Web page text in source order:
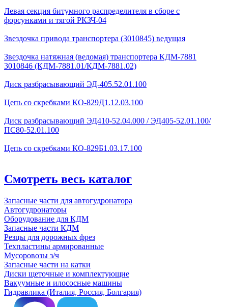
Левая секция битумного распределителя в сборе с
форсунками и тягой РКЗЧ-04
Звездочка привода транспортера (3010845) ведущая
Звездочка натяжная (ведомая) транспортера КДМ-7881
3010846 (КДМ-7881.01/КДМ-7881.02)
Диск разбрасывающий ЭД-405.52.01.100
Цепь со скребками КО-829Д1.12.03.100
Диск разбрасывающий ЭД410-52.04.000 / ЭД405-52.01.100/
ПС80-52.01.100
Цепь со скребками КО-829Б1.03.17.100
Смотреть весь каталог
Запасные части для автогудронатора
Автогудронаторы
Оборудование для КДМ
Запасные части КДМ
Резцы для дорожных фрез
Техпластины армированные
Мусоровозы з/ч
Запасные части на катки
Диски щеточные и комплектующие
Вакуумные и илососные машины
Гидравлика (Италия, Россия, Болгария)